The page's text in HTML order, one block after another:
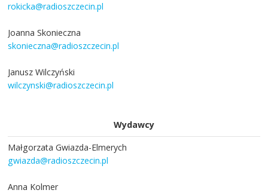
rokicka@radioszczecin.pl
Joanna Skonieczna
skonieczna@radioszczecin.pl
Janusz Wilczyński
wilczynski@radioszczecin.pl
Wydawcy
Małgorzata Gwiazda-Elmerych
gwiazda@radioszczecin.pl
Anna Kolmer